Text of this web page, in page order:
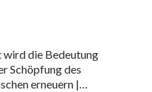
die Bedeutung
Schöpfung des
erneuern |